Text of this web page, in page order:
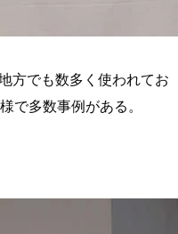
方でも数多く使われてお
で多数事例がある。